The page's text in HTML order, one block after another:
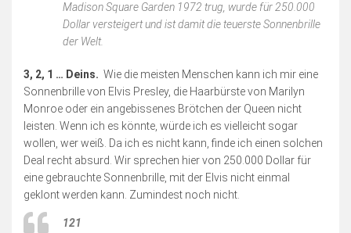
Madison Square Garden 1972 trug, wurde für 250.000
Dollar versteigert und ist damit die teuerste Sonnenbrille
der Welt.
3, 2, 1 … Deins. Wie die meisten Menschen kann ich mir eine
Sonnenbrille von Elvis Presley, die Haarbürste von Marilyn
Monroe oder ein angebissenes Brötchen der Queen nicht
leisten. Wenn ich es könnte, würde ich es vielleicht sogar
wollen, wer weiß. Da ich es nicht kann, finde ich einen solchen
Deal recht absurd. Wir sprechen hier von 250.000 Dollar für
eine gebrauchte Sonnenbrille, mit der Elvis nicht einmal
geklont werden kann. Zumindest noch nicht.
121